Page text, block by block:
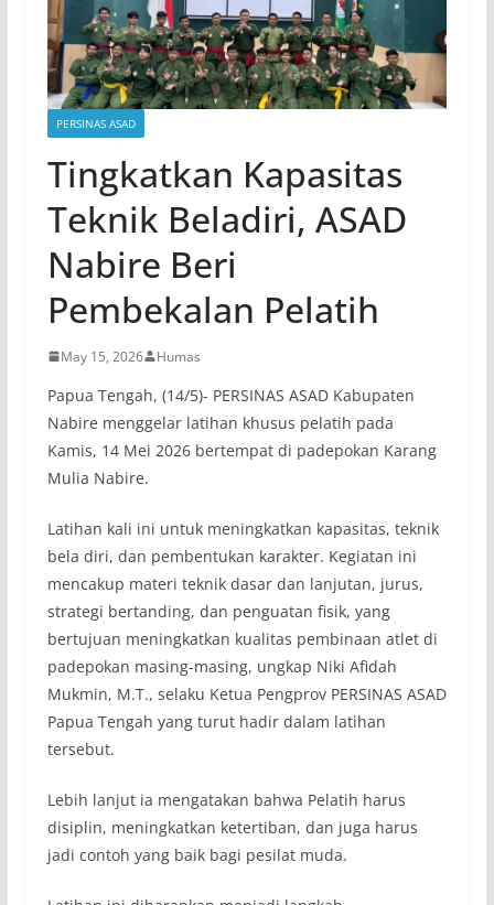
PERSINAS ASAD
Tingkatkan Kapasitas
Teknik Beladiri, ASAD
Nabire Beri
Pembekalan Pelatih
May 15, 2026 Humas
Papua Tengah, (14/5)- PERSINAS ASAD Kabupaten
Nabire menggelar latihan khusus pelatih pada
Kamis, 14 Mei 2026 bertempat di padepokan Karang
Mulia Nabire.
Latihan kali ini untuk meningkatkan kapasitas, teknik
bela diri, dan pembentukan karakter. Kegiatan ini
mencakup materi teknik dasar dan lanjutan, jurus,
strategi bertanding, dan penguatan fisik, yang
bertujuan meningkatkan kualitas pembinaan atlet di
padepokan masing-masing, ungkap Niki Afidah
Mukmin, M.T., selaku Ketua Pengprov PERSINAS ASAD
Papua Tengah yang turut hadir dalam latihan
tersebut.
Lebih lanjut ia mengatakan bahwa Pelatih harus
disiplin, meningkatkan ketertiban, dan juga harus
jadi contoh yang baik bagi pesilat muda.